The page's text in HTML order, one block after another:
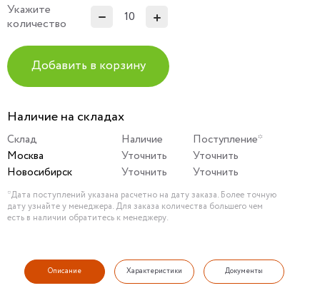
Укажите
количество
Добавить в корзину
Наличие на складах
Склад Наличие
Поступление*
Москва
Уточнить
Уточнить
Новосибирск
Уточнить Уточнить
*Дата поступлений указана расчетно на дату заказа. Более точную
дату узнайте у менеджера. Для заказа количества большего чем
есть в наличии обратитесь к менеджеру.
Описание Характеристики Документы